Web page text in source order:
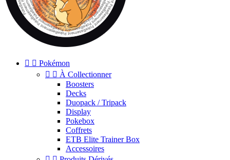
  Pokémon
  À Collectionner
Boosters
Decks
Duopack / Tripack
Display
Pokebox
Coffrets
ETB Elite Trainer Box
Accessoires